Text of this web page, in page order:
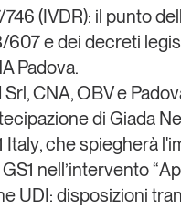
746 (IVDR): il punto
e dei decreti
Padova.
Srl, CNA, OBV e
di Giada
Italy, che spiegherà
nell’intervento “
UDI: disposizioni